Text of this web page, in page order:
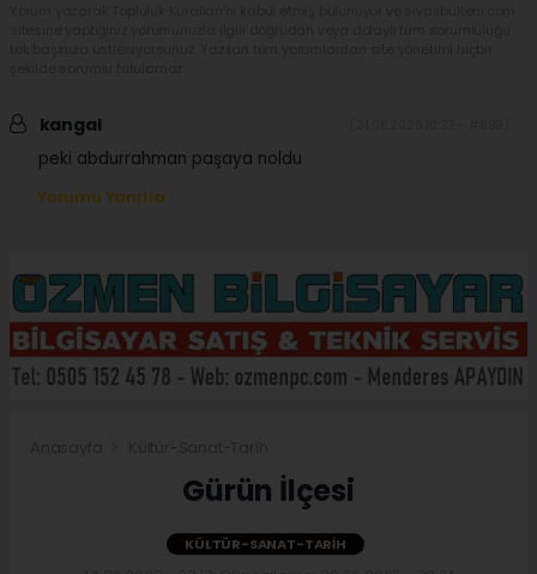
kangal
peki abdurrahman paşaya noldu
Yorumu Yanıtla
Gürün İlçesi
KÜLTÜR-SANAT-TARIH